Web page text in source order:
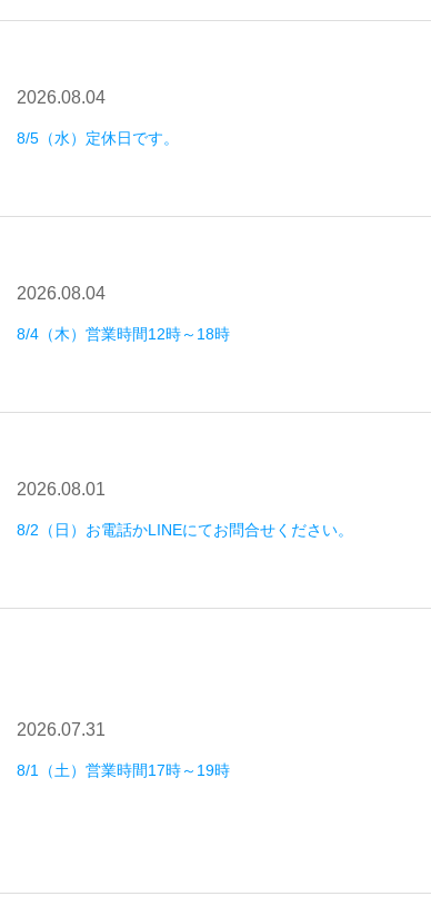
2026.08.04
8/5（水）定休日です。
2026.08.04
8/4（木）営業時間12時～18時
2026.08.01
8/2（日）お電話かLINEにてお問合せください。
2026.07.31
8/1（土）営業時間17時～19時